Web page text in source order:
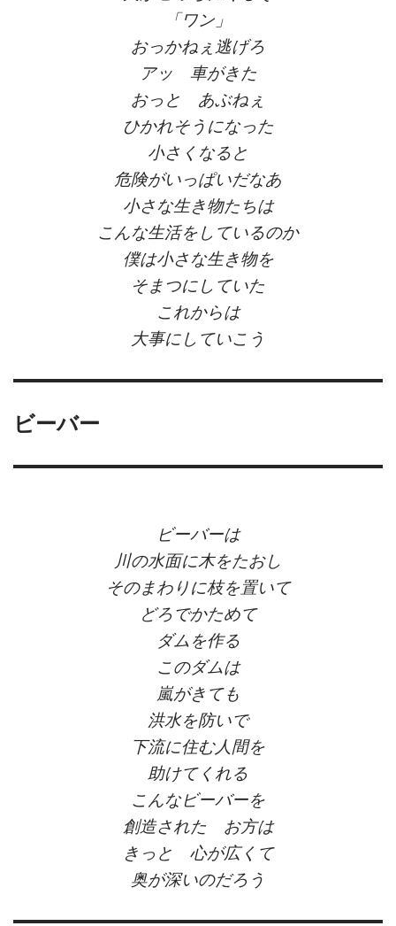
「ワン」
おっかねぇ逃げろ
アッ 車がきた
おっと あぶねぇ
ひかれそうになった
小さくなると
危険がいっぱいだなあ
小さな生き物たちは
こんな生活をしているのか
僕は小さな生き物を
そまつにしていた
これからは
大事にしていこう
ビーバー
ビーバーは
川の水面に木をたおし
そのまわりに枝を置いて
どろでかためて
ダムを作る
このダムは
嵐がきても
洪水を防いで
下流に住む人間を
助けてくれる
こんなビーバーを
創造された お方は
きっと 心が広くて
奥が深いのだろう